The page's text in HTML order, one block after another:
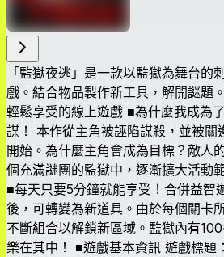
「監獄夜逃」是一款以監獄為舞台的
戲。結合物品製作新工具，解開謎題
輕鬆享受的線上遊戲 ■為什麼我成為
謀！ 本作從主角被誣陷謀殺，並被關
開始。為什麼主角會成為目標？敵人
個充滿謎團的監獄中，逐漸擴大活動
■每天只要5分鐘就能享受！合併益智
後，可轉變為新道具。由於每個關卡
不斷組合以解鎖新區域。監獄內有
樂在其中！ ■遊戲基本資訊 遊戲標題